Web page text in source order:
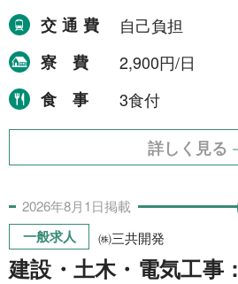
交通費
自己負担
寮費
2,900円/日
食事
3食付
詳しく見る
2026年8月1日掲載
一般求人 ㈱三共開発
建設・土木・電気工事：